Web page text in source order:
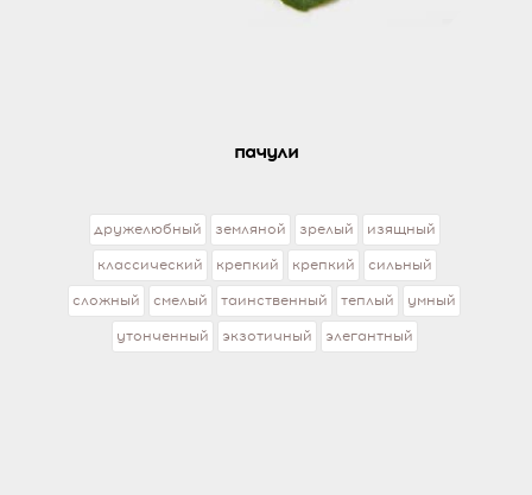
пачули
дружелюбный земляной зрелый
изящный
классический
крепкий крепкий
сильный
сложный
смелый таинственный теплый
умный
утонченный
экзотичный элегантный